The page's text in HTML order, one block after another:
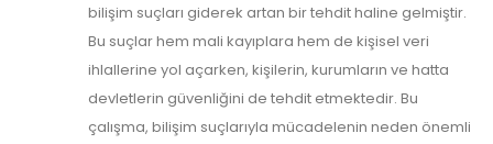
bilişim suçları giderek artan bir tehdit haline gelmiştir.
Bu suçlar hem mali kayıplara hem de kişisel veri
ihlallerine yol açarken, kişilerin, kurumların ve hatta
devletlerin güvenliğini de tehdit etmektedir. Bu
çalışma, bilişim suçlarıyla mücadelenin neden önemli